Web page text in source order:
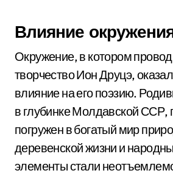
Влияние
Окружение, в котором
творчество Ион Друцэ,
влияние на его поэзию.
в глубинке Молдавской ССР,
погружен в богатый мир
деревенской жизни и
элементы стали